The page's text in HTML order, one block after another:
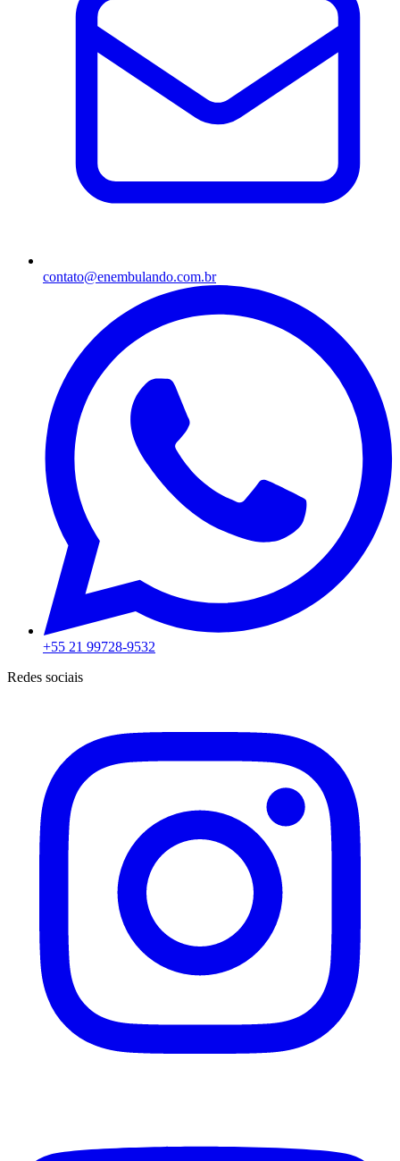
contato@enembulando.com.br
+55 21 99728-9532
Redes sociais